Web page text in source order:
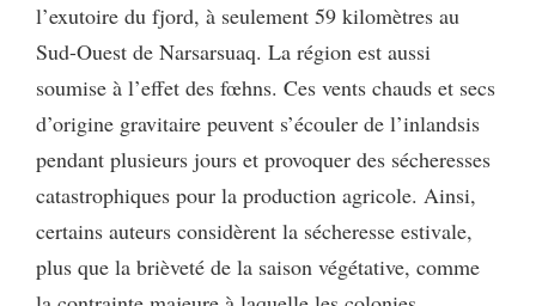
l’exutoire du fjord, à seulement 59 kilomètres au
Sud-Ouest de Narsarsuaq. La région est aussi
soumise à l’effet des fœhns. Ces vents chauds et secs
d’origine gravitaire peuvent s’écouler de l’inlandsis
pendant plusieurs jours et provoquer des sécheresses
catastrophiques pour la production agricole. Ainsi,
certains auteurs considèrent la sécheresse estivale,
plus que la brièveté de la saison végétative, comme